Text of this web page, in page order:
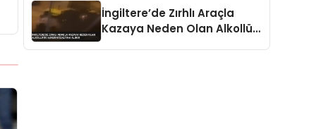
İngiltere’de Zırhlı Araçla
Kazaya Neden Olan Alkollü